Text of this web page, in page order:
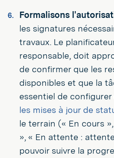
Formalisons
les signatures
travaux. Le
responsable, doit
de confirmer que les
disponibles et que la
essentiel de
les mises à jour de
le terrain (« En cours
», « En attente :
pouvoir suivre la